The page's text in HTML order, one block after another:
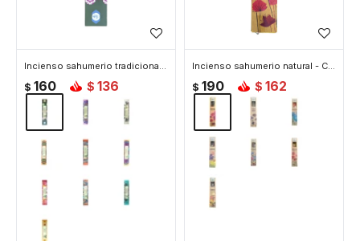
Incienso sahumerio tradicional - 7chakras
$ 160 $ 136
Incienso sahumerio natural - Canela
$ 190 $ 162